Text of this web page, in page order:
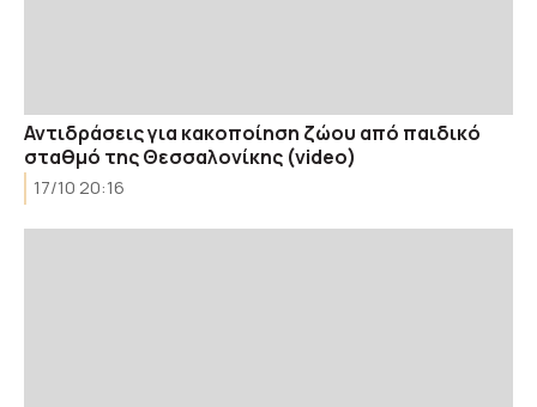
Αντιδράσεις για κακοποίηση ζώου από παιδικό
σταθμό της Θεσσαλονίκης (video)
17/10 20:16